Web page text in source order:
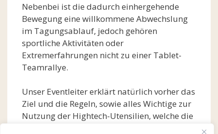
Nebenbei ist die dadurch einhergehende
Bewegung eine willkommene Abwechslung
im Tagungsablauf, jedoch gehören
sportliche Aktivitäten oder
Extremerfahrungen nicht zu einer Tablet-
Teamrallye.
Unser Eventleiter erklärt natürlich vorher das
Ziel und die Regeln, sowie alles Wichtige zur
Nutzung der Hightech-Utensilien, welche die